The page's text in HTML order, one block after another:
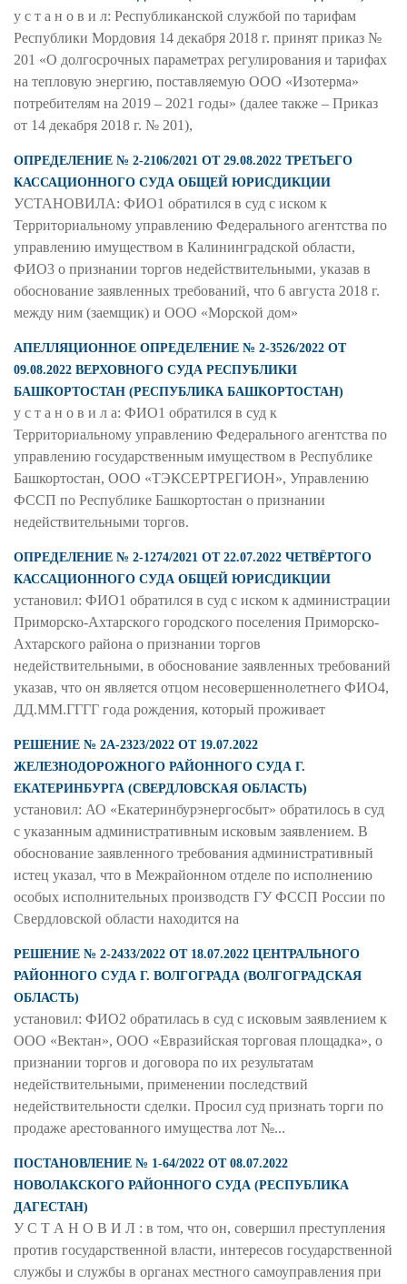
у с т а н о в и л: Республиканской службой по тарифам
Республики Мордовия 14 декабря 2018 г. принят приказ №
201 «О долгосрочных параметрах регулирования и тарифах
на тепловую энергию, поставляемую ООО «Изотерма»
потребителям на 2019 – 2021 годы» (далее также – Приказ
от 14 декабря 2018 г. № 201),
ОПРЕДЕЛЕНИЕ № 2-2106/2021 ОТ 29.08.2022 ТРЕТЬЕГО
КАССАЦИОННОГО СУДА ОБЩЕЙ ЮРИСДИКЦИИ
УСТАНОВИЛА: ФИО1 обратился в суд с иском к
Территориальному управлению Федерального агентства по
управлению имуществом в Калининградской области,
ФИО3 о признании торгов недействительными, указав в
обоснование заявленных требований, что 6 августа 2018 г.
между ним (заемщик) и ООО «Морской дом»
АПЕЛЛЯЦИОННОЕ ОПРЕДЕЛЕНИЕ № 2-3526/2022 ОТ
09.08.2022 ВЕРХОВНОГО СУДА РЕСПУБЛИКИ
БАШКОРТОСТАН (РЕСПУБЛИКА БАШКОРТОСТАН)
у с т а н о в и л а: ФИО1 обратился в суд к
Территориальному управлению Федерального агентства по
управлению государственным имуществом в Республике
Башкортостан, ООО «ТЭКСЕРТРЕГИОН», Управлению
ФССП по Республике Башкортостан о признании
недействительными торгов.
ОПРЕДЕЛЕНИЕ № 2-1274/2021 ОТ 22.07.2022 ЧЕТВЁРТОГО
КАССАЦИОННОГО СУДА ОБЩЕЙ ЮРИСДИКЦИИ
установил: ФИО1 обратился в суд с иском к администрации
Приморско-Ахтарского городского поселения Приморско-
Ахтарского района о признании торгов
недействительными, в обоснование заявленных требований
указав, что он является отцом несовершеннолетнего ФИО4,
ДД.ММ.ГГГГ года рождения, который проживает
РЕШЕНИЕ № 2А-2323/2022 ОТ 19.07.2022
ЖЕЛЕЗНОДОРОЖНОГО РАЙОННОГО СУДА Г.
ЕКАТЕРИНБУРГА (СВЕРДЛОВСКАЯ ОБЛАСТЬ)
установил: АО «Екатеринбурэнергосбыт» обратилось в суд
с указанным административным исковым заявлением. В
обоснование заявленного требования административный
истец указал, что в Межрайонном отделе по исполнению
особых исполнительных производств ГУ ФССП России по
Свердловской области находится на
РЕШЕНИЕ № 2-2433/2022 ОТ 18.07.2022 ЦЕНТРАЛЬНОГО
РАЙОННОГО СУДА Г. ВОЛГОГРАДА (ВОЛГОГРАДСКАЯ
ОБЛАСТЬ)
установил: ФИО2 обратилась в суд с исковым заявлением к
ООО «Вектан», ООО «Евразийская торговая площадка», о
признании торгов и договора по их результатам
недействительными, применении последствий
недействительности сделки. Просил суд признать торги по
продаже арестованного имущества лот №...
ПОСТАНОВЛЕНИЕ № 1-64/2022 ОТ 08.07.2022
НОВОЛАКСКОГО РАЙОННОГО СУДА (РЕСПУБЛИКА
ДАГЕСТАН)
У С Т А Н О В И Л : в том, что он, совершил преступления
против государственной власти, интересов государственной
службы и службы в органах местного самоуправления при